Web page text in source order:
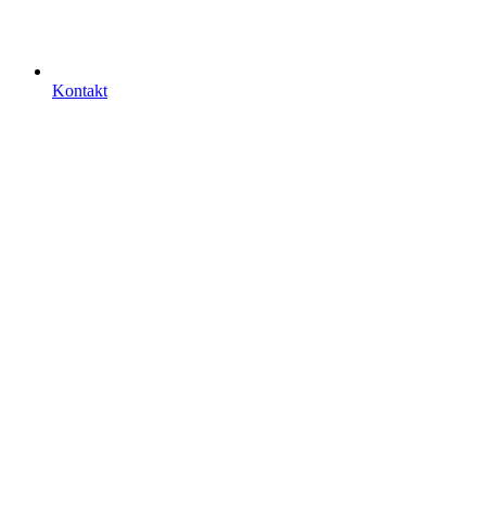
Kontakt